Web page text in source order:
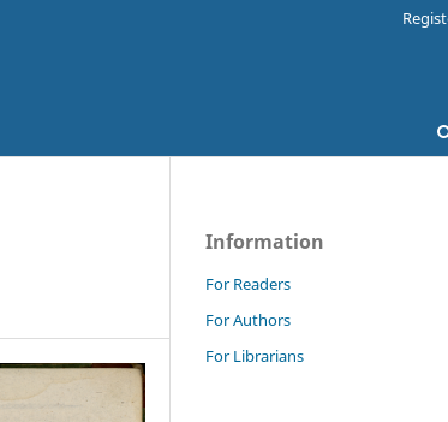
Information
For Readers
For Authors
For Librarians